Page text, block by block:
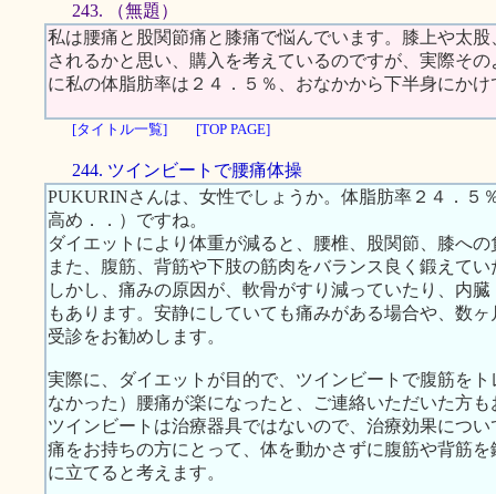
243. （無題）
私は腰痛と股関節痛と膝痛で悩んでいます。膝上や太
されるかと思い、購入を考えているのですが、実際そ
に私の体脂肪率は２４．５％、おなかから下半身にか
[タイトル一覧] [TOP PAGE]
244. ツインビートで腰痛体操
PUKURINさんは、女性でしょうか。体脂肪率２４．５
高め．．）ですね。
ダイエットにより体重が減ると、腰椎、股関節、膝へ
また、腹筋、背筋や下肢の筋肉をバランス良く鍛えて
しかし、痛みの原因が、軟骨がすり減っていたり、内
もあります。安静にしていても痛みがある場合や、数
受診をお勧めします。
実際に、ダイエットが目的で、ツインビートで腹筋を
なかった）腰痛が楽になったと、ご連絡いただいた方も
ツインビートは治療器具ではないので、治療効果につ
痛をお持ちの方にとって、体を動かさずに腹筋や背筋
に立てると考えます。